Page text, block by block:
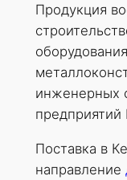
Продукция
инженерных
предприятий
Поставка в
направление